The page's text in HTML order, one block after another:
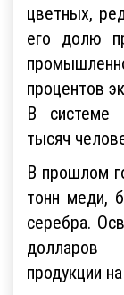
цветных,
его долю
процентов
В системе
тысяч
В прошлом
тонн меди,
серебра.
долларов
продукции